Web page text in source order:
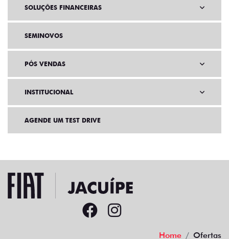
SOLUÇÕES FINANCEIRAS
SEMINOVOS
PÓS VENDAS
INSTITUCIONAL
AGENDE UM TEST DRIVE
Home Ofertas